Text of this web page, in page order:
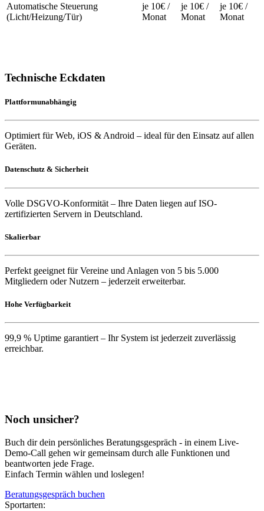
Automatische Steuerung
(Licht/Heizung/Tür)
je 10€ /
Monat
je 10€ /
Monat
je 10€ /
Monat
Technische Eckdaten
Plattformunabhängig
Optimiert für Web, iOS & Android – ideal für den Einsatz auf allen
Geräten.
Datenschutz & Sicherheit
Volle DSGVO-Konformität – Ihre Daten liegen auf ISO-
zertifizierten Servern in Deutschland.
Skalierbar
Perfekt geeignet für Vereine und Anlagen von 5 bis 5.000
Mitgliedern oder Nutzern – jederzeit erweiterbar.
Hohe Verfügbarkeit
99,9 % Uptime garantiert – Ihr System ist jederzeit zuverlässig
erreichbar.
Noch unsicher?
Buch dir dein persönliches Beratungsgespräch - in einem Live-
Demo-Call gehen wir gemeinsam durch alle Funktionen und
beantworten jede Frage.
Einfach Termin wählen und loslegen!
Beratungsgespräch buchen
Sportarten: